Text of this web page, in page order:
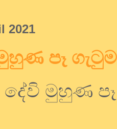
2021
පෑ
දේවි මුහුණ